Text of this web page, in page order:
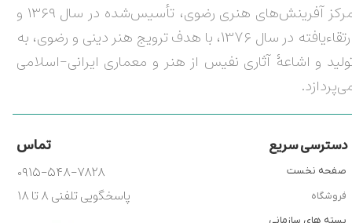
مرکز آفرینش‌های هنری رضوی، تأسیس‌شده در سال ۱۳۶۹ و
ارتقاءیافته در سال ۱۳۷۶، با هدف ترویج هنر دینی و رضوی، به
و اشاعۀ آثاری نفیس از هنر و معماری ایرانی-اسلامی
دسترسی سریع تماس
۰۹۱۵-۵۴۸-۷۸۲۸
پاسخگویی تلفنی ۸ تا ۱۸
صفحه نخست
فروشگاه
بسته های سازمانی